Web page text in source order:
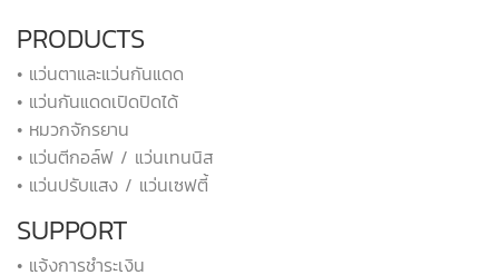
PRODUCTS
• แว่นตาและแว่นกันแดด
• แว่นกันแดดเปิดปิดได้
• หมวกจักรยาน
• แว่นตีกอล์ฟ / แว่นเทนนิส
• แว่นปรับแสง / แว่นเซฟตี้
SUPPORT
• แจ้งการชำระเงิน